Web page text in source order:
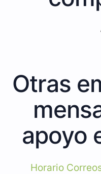
Otras
apoyo
Horario